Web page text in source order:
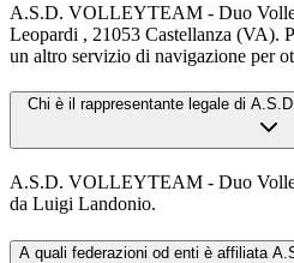
A.S.D. VOLLEYTEAM - Duo
Leopardi , 21053 Castellanza (VA).
un altro servizio di navigazione per
Chi è il rappresentante legale di
A.S.D. VOLLEYTEAM - Duo
da Luigi Landonio.
A quali federazioni od enti è affiliata